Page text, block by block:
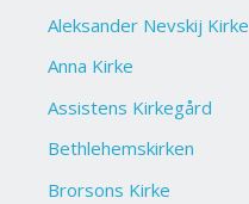
Aleksander Nevskij Kirke
Anna Kirke
Assistens Kirkegård
Bethlehemskirken
Brorsons Kirke